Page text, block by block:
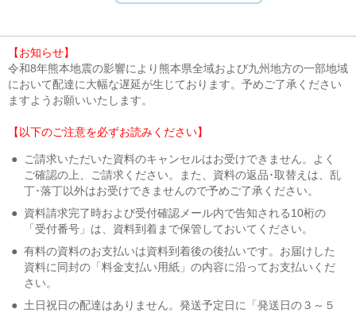
【お知らせ】
令和8年熊本地震の影響により熊本県全域および九州地方の一部地域
において配達に大幅な遅延が生じております。予めご了承ください
ますようお願いいたします。
【以下のご注意を必ずお読みください】
●
ご請求いただいた資料のキャンセルはお受けできません。よく
ご確認の上、ご請求ください。また、資料の返品･取替えは、乱
丁･落丁以外はお受けできませんので予めご了承ください。
● 資料請求完了時および受付確認メール内で告知される10桁の
「受付番号」は、資料到着まで保管しておいてください。
● 有料の資料のお支払いは資料到着後の後払いです。お届けした
資料に同封の「料金支払い用紙」の内容に沿ってお支払いくだ
さい。
● 土日祝日の配達はありません。発送予定日に「発送日の３～５